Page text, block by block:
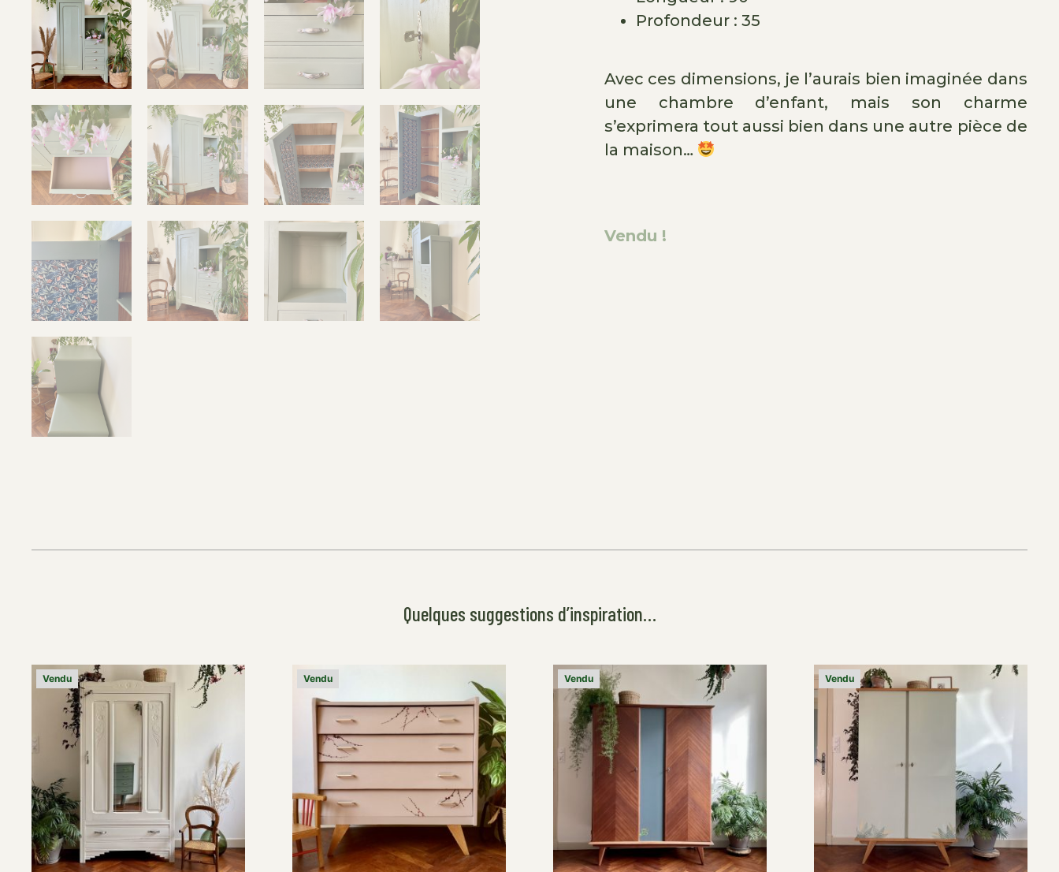
Profondeur : 35
Avec ces dimensions, je l’aurais bien imaginée dans
une chambre d’enfant, mais son charme
s’exprimera tout aussi bien dans une autre pièce de
la maison…
Vendu !
Quelques suggestions d’inspiration…
Vendu Vendu Vendu Vendu